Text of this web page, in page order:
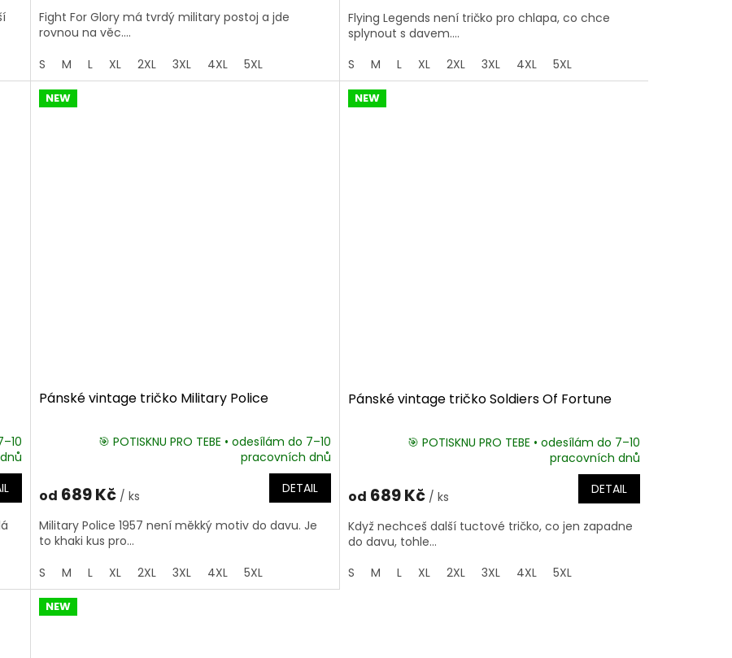
Fight For Glory má tvrdý military postoj a jde
rovnou na věc....
S
M L XL 2XL 3XL 4XL 5XL
Flying Legends není tričko pro chlapa, co chce
splynout s davem....
S
M L XL 2XL 3XL 4XL 5XL
NEW
Pánské vintage tričko Military Police
🎯 POTISKNU PRO TEBE • odesílám do 7–10
pracovních dnů
od 689 Kč / ks DETAIL
Military Police 1957 není měkký motiv do davu. Je
to khaki kus pro...
S
M L XL 2XL 3XL 4XL 5XL
NEW
Pánské vintage tričko Soldiers Of Fortune
🎯 POTISKNU PRO TEBE • odesílám do 7–10
pracovních dnů
od 689 Kč / ks DETAIL
Když nechceš další tuctové tričko, co jen zapadne
do davu, tohle...
S
M L XL 2XL 3XL 4XL 5XL
NEW